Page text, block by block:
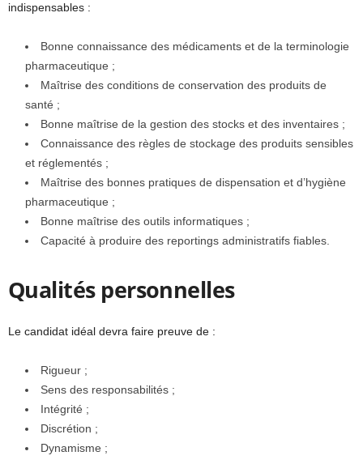
indispensables :
Bonne connaissance des médicaments et de la terminologie
pharmaceutique ;
Maîtrise des conditions de conservation des produits de
santé ;
Bonne maîtrise de la gestion des stocks et des inventaires ;
Connaissance des règles de stockage des produits sensibles
et réglementés ;
Maîtrise des bonnes pratiques de dispensation et d’hygiène
pharmaceutique ;
Bonne maîtrise des outils informatiques ;
Capacité à produire des reportings administratifs fiables.
Qualités personnelles
Le candidat idéal devra faire preuve de :
Rigueur ;
Sens des responsabilités ;
Intégrité ;
Discrétion ;
Dynamisme ;